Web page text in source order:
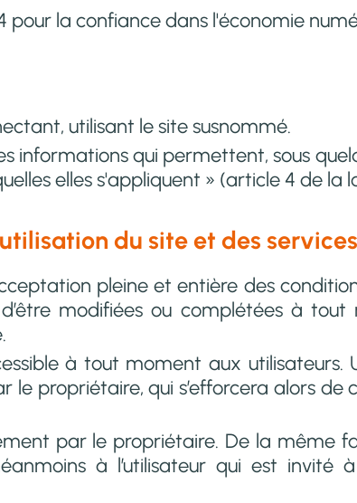
pour la confiance dans l'économie
utilisant le site susnommé.
informations qui permettent, sous
elles s'appliquent » (article 4 de la
du site et des
pleine et entière des
d’être modifiées ou complétées à
à tout moment aux
le propriétaire, qui s’efforcera alors
par le propriétaire. De la même
à l’utilisateur qui est invité